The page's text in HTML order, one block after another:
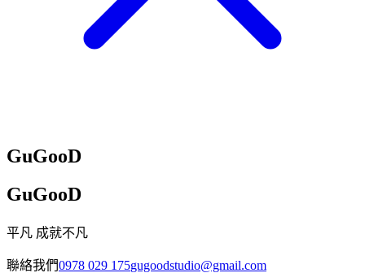
GuGooD
GuGooD
平凡 成就不凡
聯絡我們0978 029 175gugoodstudio@gmail.com